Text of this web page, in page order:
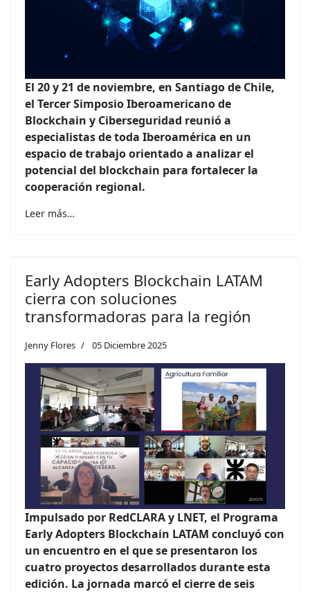
El 20 y 21 de noviembre, en Santiago de Chile,
el Tercer Simposio Iberoamericano de
Blockchain y Ciberseguridad reunió a
especialistas de toda Iberoamérica en un
espacio de trabajo orientado a analizar el
potencial del blockchain para fortalecer la
cooperación regional.
Leer más…
Early Adopters Blockchain LATAM
cierra con soluciones
transformadoras para la región
Jenny Flores 05 Diciembre 2025
Impulsado por RedCLARA y LNET, el Programa
Early Adopters Blockchain LATAM concluyó con
un encuentro en el que se presentaron los
cuatro proyectos desarrollados durante esta
edición. La jornada marcó el cierre de seis